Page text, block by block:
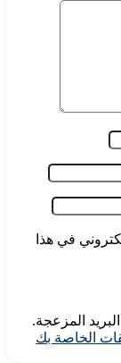
في هذا
المزعجة.
الخاصة بك